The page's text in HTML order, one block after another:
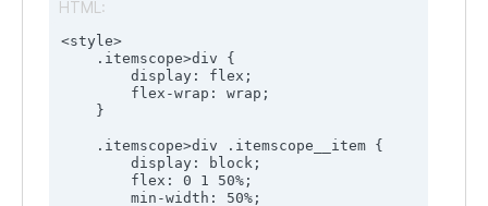
HTML:
<style>
    .itemscope>div {
        display: flex;
        flex-wrap: wrap;
    }
    .itemscope>div .itemscope__item {
        display: block;
        flex: 0 1 50%;
        min-width: 50%;